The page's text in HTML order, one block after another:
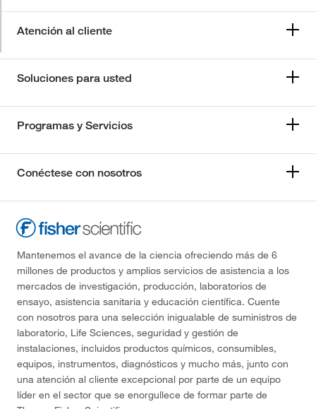
Atención al cliente
Soluciones para usted
Programas y Servicios
Conéctese con nosotros
Mantenemos el avance de la ciencia ofreciendo más de 6
millones de productos y amplios servicios de asistencia a los
mercados de investigación, producción, laboratorios de
ensayo, asistencia sanitaria y educación científica. Cuente
con nosotros para una selección inigualable de suministros de
laboratorio, Life Sciences, seguridad y gestión de
instalaciones, incluidos productos químicos, consumibles,
equipos, instrumentos, diagnósticos y mucho más, junto con
una atención al cliente excepcional por parte de un equipo
líder en el sector que se enorgullece de formar parte de